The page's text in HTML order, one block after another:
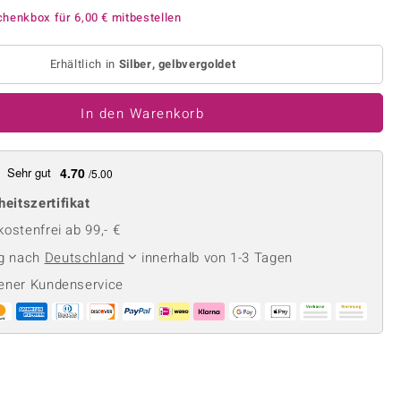
Ringgröße ermitteln
Zirkon
für6,00 € mitbestellen
Erhältlich in Silber, gelbvergoldet
In den Warenkorb
Sehr gut 4.70 /5.00
ab 99,- €
nach Deutschland
innerhalb von 1-3 Tagen
Kundenservice